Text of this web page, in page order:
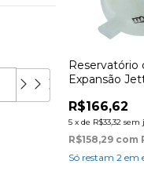
Reservatório
Expansão
R$166,62
5 xde R$33,32 sem
R$158,29 com
Só restam2 em